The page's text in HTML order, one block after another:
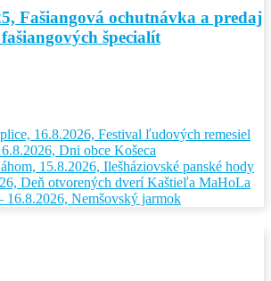
Fašiangová ochutnávka a predaj
špecialít
16.8.2026, Festival ľudových remesiel
Dni obce Košeca
15.8.2026, Ilešháziovské panské hody
Deň otvorených dverí Kaštieľa MaHoLa
16.8.2026, Nemšovský jarmok